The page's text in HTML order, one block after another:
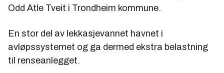
Odd Atle Tveit i Trondheim kommune.
En stor del av lekkasjevannet havnet i
avløpssystemet og ga dermed ekstra belastning
til renseanlegget.